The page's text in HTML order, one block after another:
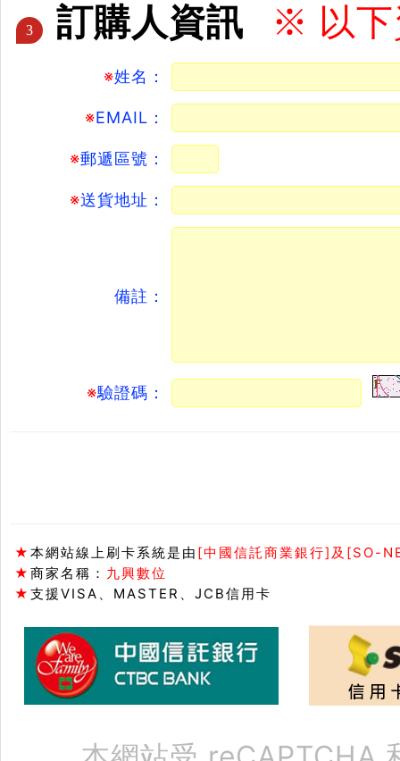
3 訂購人資訊 ※ 以下
※姓名：
※EMAIL：
※郵遞區號：
※送貨地址：
備註：
※驗證碼：
★ 本網站線上刷卡系統是由 [中國信託商業銀行]及[SO-
★ 商家名稱： 九興數位
★ 支援VISA、MASTER、JCB信用卡